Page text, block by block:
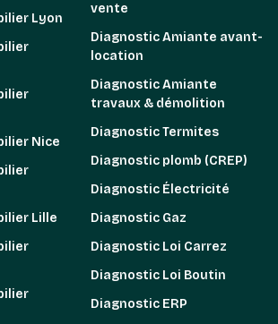
Lyon
Nice
Lille
vente
Diagnostic Amiante avant-
location
Diagnostic Amiante
travaux & démolition
Diagnostic Termites
Diagnostic plomb (CREP)
Diagnostic Électricité
Diagnostic Gaz
Diagnostic Loi Carrez
Diagnostic Loi Boutin
Diagnostic ERP